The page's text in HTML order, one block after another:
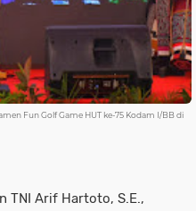
Fun Golf Game HUT ke-75 Kodam I/BB di
TNI Arif Hartoto, S.E.,